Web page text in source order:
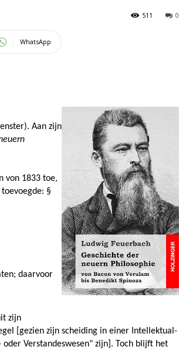
0
511
WhatsApp
Aan zijn
von 1833 toe,
§
daarvoor
zijn
[gezien zijn scheiding in einer Intellektual-
Verstandeswesen" zijn]. Toch blijft het